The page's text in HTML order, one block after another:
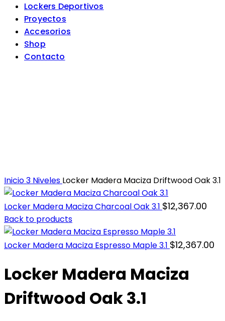
Lockers Deportivos
Proyectos
Accesorios
Shop
Contacto
Inicio3 Niveles Locker Madera Maciza Driftwood Oak 3.1
Locker Madera Maciza Charcoal Oak 3.1 $12,367.00
Back to products
Locker Madera Maciza Espresso Maple 3.1 $12,367.00
Locker Madera Maciza
Driftwood Oak 3.1